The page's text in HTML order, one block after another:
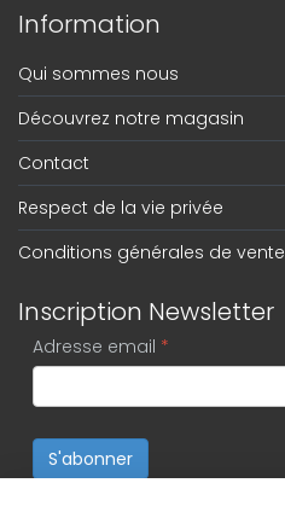
Information
Qui sommes nous
Découvrez notre magasin
Contact
Respect de la vie privée
Conditions générales de vente
Inscription Newsletter
Adresse email *
S'abonner